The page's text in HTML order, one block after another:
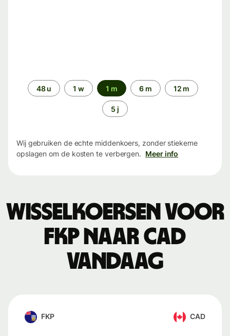
Periode48 u 1 w 1 m 6 m 12 m
5 j
Wij gebruiken de echte middenkoers, zonder stiekeme
opslagen om de kosten te verbergen. Meer info
Wisselkoersen voor
FKP naar CAD
vandaag
FKP CAD